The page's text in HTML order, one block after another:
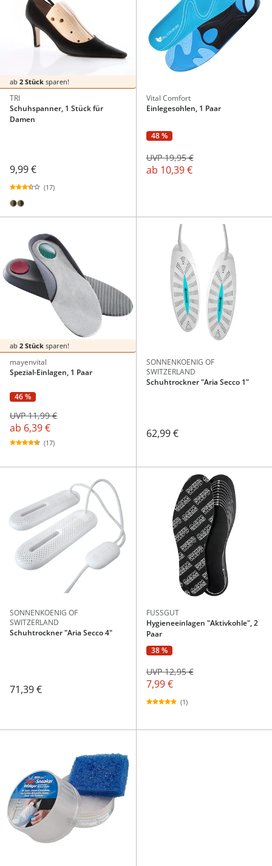
ab 2 Stück sparen!
TRI
Schuhspanner, 1 Stück für
Damen
9,99 €
(17)
Vital Comfort
Einlegesohlen, 1 Paar
48 %
ab 10,39 €
UVP 19,95 €
ab 2 Stück sparen!
mayenvital
Spezial-Einlagen, 1 Paar
46 %
ab 6,39 €
UVP 11,99 €
(17)
SONNENKOENIG OF
SWITZERLAND
Schuhtrockner "Aria Secco 1"
62,99 €
SONNENKOENIG OF
SWITZERLAND
Schuhtrockner "Aria Secco 4"
71,39 €
FUSSGUT
Hygieneeinlagen "Aktivkohle", 2
Paar
38 %
7,99 €
UVP 12,95 €
(1)